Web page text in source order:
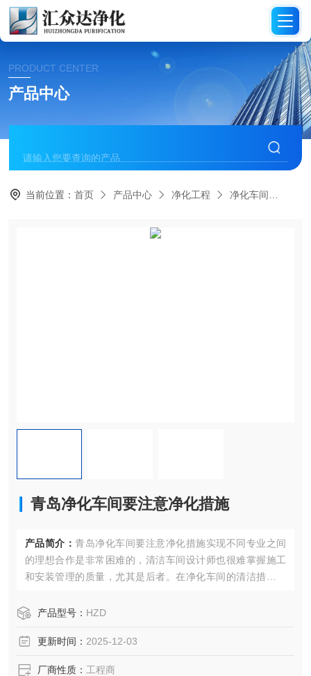
PRODUCT CENTER
产品中心
当前位置：首页 产品中心 净化工程 净化车间
青岛净化车间要注意净化措施
产品简介： 青岛净化车间要注意净化措施实现不同专业之间
的理想合作是非常困难的，清洁车间设计师也很难掌握施工
和安装管理的质量，尤其是后者。在净化车间的清洁措施方
产品型号： HZD
更新时间： 2025-12-03
厂商性质： 工程商